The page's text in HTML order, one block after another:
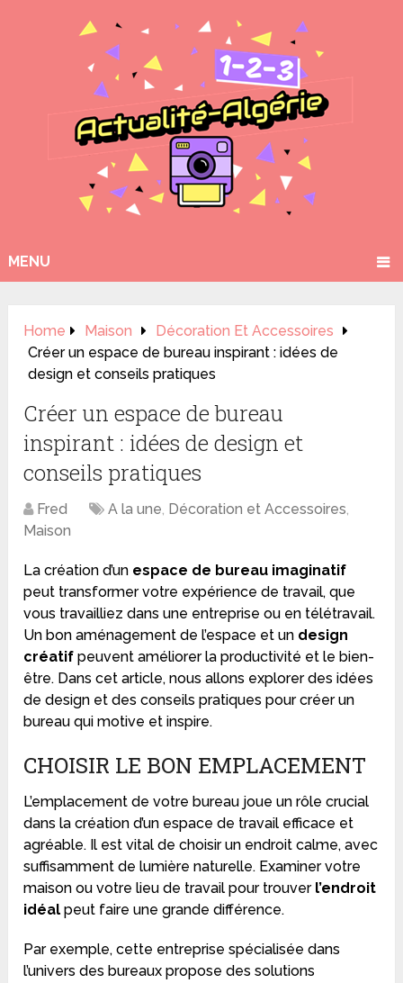
MENU
Home Maison
Décoration Et Accessoires
Créer un espace de bureau inspirant : idées de
design et conseils pratiques
Créer un espace de bureau
inspirant : idées de design et
conseils pratiques
Fred A la une, Décoration et Accessoires,
Maison
La création d’un espace de bureau imaginatif
peut transformer votre expérience de travail, que
vous travailliez dans une entreprise ou en télétravail.
Un bon aménagement de l’espace et un design
créatif peuvent améliorer la productivité et le bien-
être. Dans cet article, nous allons explorer des idées
de design et des conseils pratiques pour créer un
bureau qui motive et inspire.
CHOISIR LE BON EMPLACEMENT
L’emplacement de votre bureau joue un rôle crucial
dans la création d’un espace de travail efficace et
agréable. Il est vital de choisir un endroit calme, avec
suffisamment de lumière naturelle. Examiner votre
maison ou votre lieu de travail pour trouver l’endroit
idéal peut faire une grande différence.
Par exemple, cette entreprise spécialisée dans
l’univers des bureaux propose des solutions